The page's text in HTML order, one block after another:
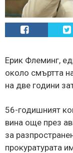
Ерик Флеминг,
около смъртта
на две години
56-годишният
вина още през
за
прокуратурата